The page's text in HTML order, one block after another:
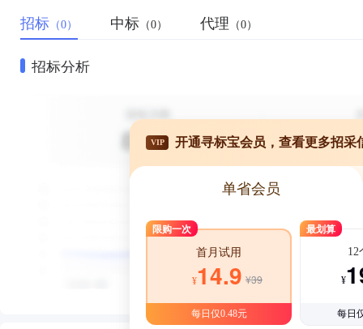
招标 （0） 中标 （0） 代理 （0）
招标分析
VIP 开通寻标宝会员，查看更多招采
单省会员
限购一次
首月试用
¥14.9 ¥39
每日仅0.48元
最划算
12
¥
每日